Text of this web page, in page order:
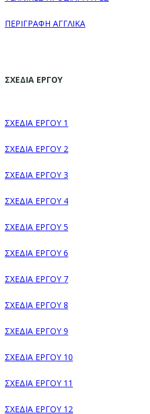
ΠΕΡΙΓΡΑΦΗ ΑΓΓΛΙΚΑ
ΣΧΕΔΙΑ ΕΡΓΟΥ
ΣΧΕΔΙΑ ΕΡΓΟΥ 1
ΣΧΕΔΙΑ ΕΡΓΟΥ 2
ΣΧΕΔΙΑ ΕΡΓΟΥ 3
ΣΧΕΔΙΑ ΕΡΓΟΥ 4
ΣΧΕΔΙΑ ΕΡΓΟΥ 5
ΣΧΕΔΙΑ ΕΡΓΟΥ 6
ΣΧΕΔΙΑ ΕΡΓΟΥ 7
ΣΧΕΔΙΑ ΕΡΓΟΥ 8
ΣΧΕΔΙΑ ΕΡΓΟΥ 9
ΣΧΕΔΙΑ ΕΡΓΟΥ 10
ΣΧΕΔΙΑ ΕΡΓΟΥ 11
ΣΧΕΔΙΑ ΕΡΓΟΥ 12